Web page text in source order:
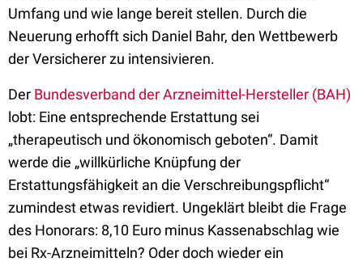
Umfang und wie lange bereit stellen. Durch die
Neuerung erhofft sich Daniel Bahr, den Wettbewerb
der Versicherer zu intensivieren.
Der Bundesverband der Arzneimittel-Hersteller (BAH)
lobt: Eine entsprechende Erstattung sei
„therapeutisch und ökonomisch geboten“. Damit
werde die „willkürliche Knüpfung der
Erstattungsfähigkeit an die Verschreibungspflicht“
zumindest etwas revidiert. Ungeklärt bleibt die Frage
des Honorars: 8,10 Euro minus Kassenabschlag wie
bei Rx-Arzneimitteln? Oder doch wieder ein